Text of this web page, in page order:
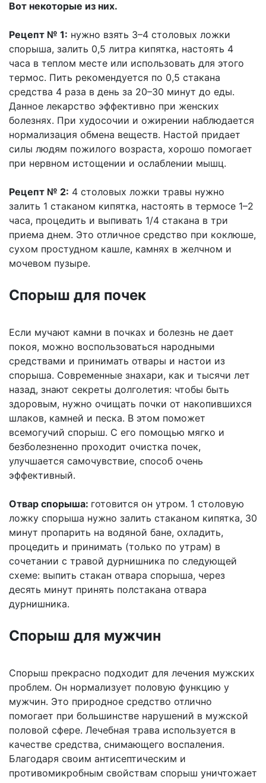
Вот некоторые из них.
Рецепт № 1: нужно взять 3–4 столовых ложки
спорыша, залить 0,5 литра кипятка, настоять 4
часа в теплом месте или использовать для этого
термос. Пить рекомендуется по 0,5 стакана
средства 4 раза в день за 20–30 минут до еды.
Данное лекарство эффективно при женских
болезнях. При худосочии и ожирении наблюдается
нормализация обмена веществ. Настой придает
силы людям пожилого возраста, хорошо помогает
при нервном истощении и ослаблении мышц.
Рецепт № 2: 4 столовых ложки травы нужно
залить 1 стаканом кипятка, настоять в термосе 1–2
часа, процедить и выпивать 1/4 стакана в три
приема днем. Это отличное средство при коклюше,
сухом простудном кашле, камнях в желчном и
мочевом пузыре.
Спорыш для почек
Если мучают камни в почках и болезнь не дает
покоя, можно воспользоваться народными
средствами и принимать отвары и настои из
спорыша. Современные знахари, как и тысячи лет
назад, знают секреты долголетия: чтобы быть
здоровым, нужно очищать почки от накопившихся
шлаков, камней и песка. В этом поможет
всемогучий спорыш. С его помощью мягко и
безболезненно проходит очистка почек,
улучшается самочувствие, способ очень
эффективный.
Отвар спорыша: готовится он утром. 1 столовую
ложку спорыша нужно залить стаканом кипятка, 30
минут пропарить на водяной бане, охладить,
процедить и принимать (только по утрам) в
сочетании с травой дурнишника по следующей
схеме: выпить стакан отвара спорыша, через
десять минут принять полстакана отвара
дурнишника.
Спорыш для мужчин
Спорыш прекрасно подходит для лечения мужских
проблем. Он нормализует половую функцию у
мужчин. Это природное средство отлично
помогает при большинстве нарушений в мужской
половой сфере. Лечебная трава используется в
качестве средства, снимающего воспаления.
Благодаря своим антисептическим и
противомикробным свойствам спорыш уничтожает